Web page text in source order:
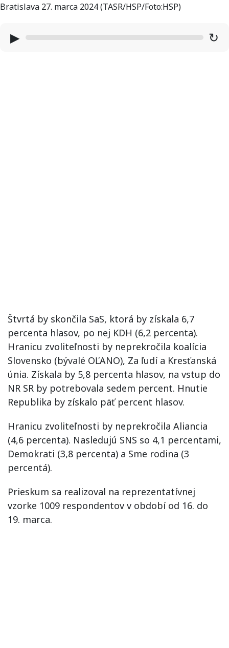
Bratislava 27. marca 2024 (TASR/HSP/Foto:HSP)
▶ ↻
Štvrtá by skončila SaS, ktorá by získala 6,7
percenta hlasov, po nej KDH (6,2 percenta).
Hranicu zvoliteľnosti by neprekročila koalícia
Slovensko (bývalé OĽANO), Za ľudí a Kresťanská
únia. Získala by 5,8 percenta hlasov, na vstup do
NR SR by potrebovala sedem percent. Hnutie
Republika by získalo päť percent hlasov.
Hranicu zvoliteľnosti by neprekročila Aliancia
(4,6 percenta). Nasledujú SNS so 4,1 percentami,
Demokrati (3,8 percenta) a Sme rodina (3
percentá).
Prieskum sa realizoval na reprezentatívnej
vzorke 1009 respondentov v období od 16. do
19. marca.